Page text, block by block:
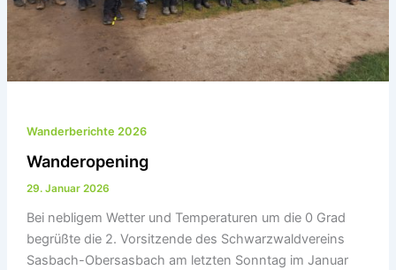
Wanderberichte 2026
Wanderopening
29. Januar 2026
Bei nebligem Wetter und Temperaturen um die 0 Grad
begrüßte die 2. Vorsitzende des Schwarzwaldvereins
Sasbach-Obersasbach am letzten Sonntag im Januar